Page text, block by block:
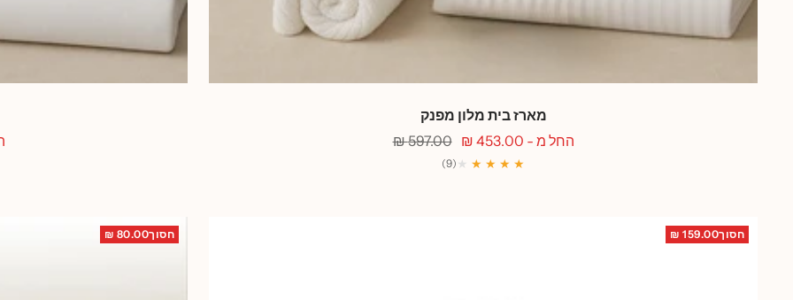
מארז בית מלון מפנק
מחיר
החל מ - 453.00 ₪
מחיר
רגיל
597.00 ₪
★ ★ ★ ★
★
(9)
חסוך159.00 ₪ חסוך80.00 ₪